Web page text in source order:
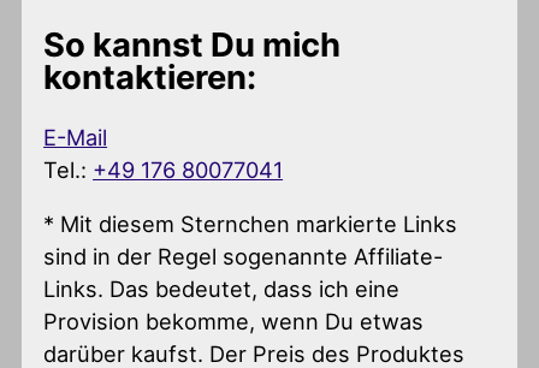
So kannst Du mich
kontaktieren:
E-Mail
Tel.: +49 176 80077041
* Mit diesem Sternchen markierte Links
sind in der Regel sogenannte Affiliate-
Links. Das bedeutet, dass ich eine
Provision bekomme, wenn Du etwas
darüber kaufst. Der Preis des Produktes